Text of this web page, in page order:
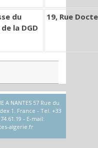
du
la DGD
19, Rue
A NANTES 57 Rue du
1. France - Tel. +33
- E-mail:
algerie.fr